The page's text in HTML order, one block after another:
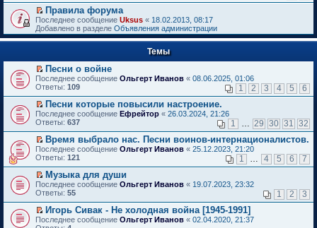
й
т
и
к
п
в
о
м
у
н
е
п
р
о
ч
и
т
а
н
н
о
м
у
с
П
е
р
е
т
и
к
п
р
в
о
м
у
н
е
п
р
о
ч
и
т
а
н
Правила форума
Последнее сообщение Uksus « 18.02.2013, 08:17
Добавлено в разделе Объявления администрации
Темы
П
е
е
й
т
и
к
п
е
р
в
о
м
у
н
е
п
Песни о войне
Последнее сообщение Ольгерт Иванов « 08.06.2025, 01:06
Ответы: 109 1 2 3 4 5 6
П
е
е
й
т
и
к
п
е
р
в
о
м
Песни которые повысили настроение.
Последнее сообщение Ефрейтор « 26.03.2024, 21:26
Ответы: 637 1 29 30 31 32
П
е
е
й
т
и
к
п
е
Время выбрало нас. Песни воинов-интернационалистов.
Последнее сообщение Ольгерт Иванов « 25.12.2023, 21:20
Ответы: 121 1 4 5 6 7
П
е
е
й
т
Музыка для души
Последнее сообщение Ольгерт Иванов « 19.07.2023, 23:32
Ответы: 55 1 2 3
П
е
Игорь Сивак - Не холодная война [1945-1991]
Последнее сообщение Ольгерт Иванов « 02.04.2020, 21:37